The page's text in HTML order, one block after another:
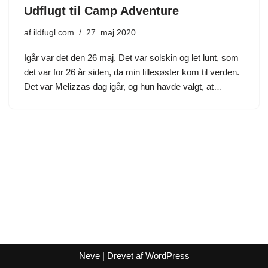
Udflugt til Camp Adventure
af ildfugl.com 27. maj 2020
Igår var det den 26 maj. Det var solskin og let lunt, som
det var for 26 år siden, da min lillesøster kom til verden.
Det var Melizzas dag igår, og hun havde valgt, at…
Neve| Drevet afWordPress